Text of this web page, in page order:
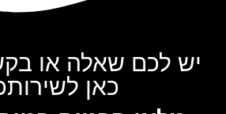
יש לכם שאלה או
כאן